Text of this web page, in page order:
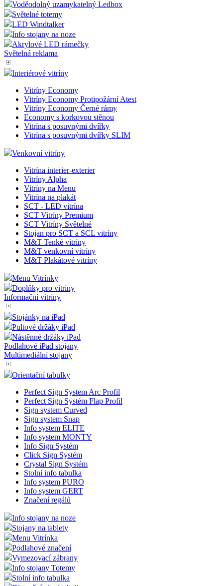
Světelné SCT Vitríny
Smart Ledbox 25 - Jednostranný
Smart Ledbox 25 - Oboustranný
Smart Ledbox 35 - Jednostranný
Smart Ledbox 35 - Oboustranný
Voděodolný uzamykatelný Ledbox
LED Windtalker
Info stojany na noze
Akrylové LED rámečky
Světelná reklama
Interiérové vitríny
Vitríny Economy Protipožární Atest
Economy s korkovou stěnou
Vitrína s posuvnými dvířky
Vitrína s posuvnými dvířky SLIM
Venkovní vitríny
Vitrína interier-exterier
Vitríny Alpha
Vitríny na Menu
Vitrína na plakát
SCT - LED vitrína
SCT Vitríny Světelné
Stojan pro SCT a SCL vitríny
M&T Tenké vitríny
M&T venkovní vitríny
M&T Plakátové vitríny
Menu Vitrínky
Doplňky pro vitríny
Informační vitríny
Stojánky na iPad
Pultové držáky iPad
Nástěnné držáky iPad
Podlahové iPad stojany
Multimediální stojany
Orientační tabulky
Perfect Sign System Arc Profil
Perfect Sign Systém Flap Profil
Sign system Curved
Sign system Snap
Info system ELITE
Info system MONTY
Info Sign Systém
Crystal Sign Systém
Stolní info tabulka
Info system PURO
Info system GERT
Značení regálů
Info stojany na noze
Stojany na tablety